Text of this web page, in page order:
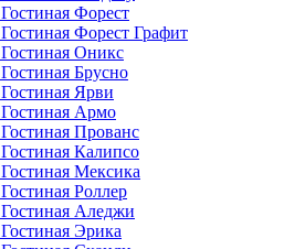
Гостиная Форест
Гостиная Форест Графит
Гостиная Оникс
Гостиная Брусно
Гостиная Ярви
Гостиная Армо
Гостиная Прованс
Гостиная Калипсо
Гостиная Мексика
Гостиная Роллер
Гостиная Аледжи
Гостиная Эрика